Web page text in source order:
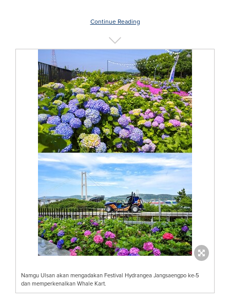
Continue Reading
Namgu Ulsan akan mengadakan Festival Hydrangea Jangsaengpo ke-5
dan memperkenalkan Whale Kart.